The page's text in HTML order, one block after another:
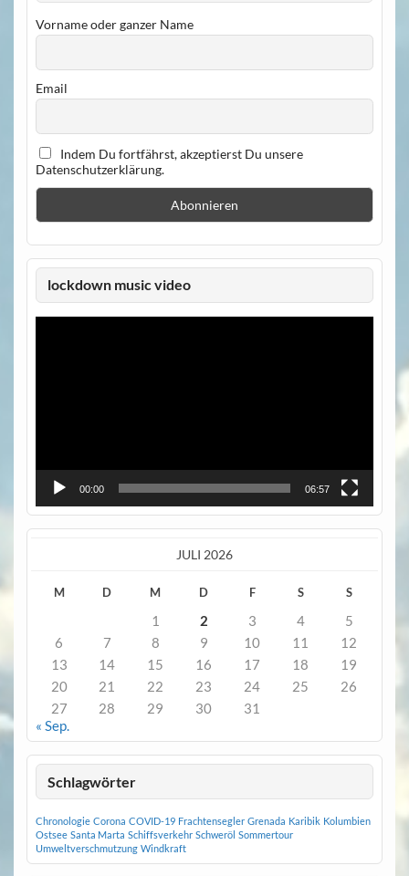
Vorname oder ganzer Name
Email
Indem Du fortfährst, akzeptierst Du unsere
Datenschutzerklärung.
lockdown music video
Video-
00:00 06:57
JULI 2026
M D M D F S S
1 2 3 4
5
6
7 8 9 10 11
12
13
14 15 16 17 18
19
20
21 22 23 24 25
26
27
28 29 30
31
« Sep.
Schlagwörter
Chronologie Corona COVID-19 Frachtensegler Grenada Karibik Kolumbien
Ostsee Santa Marta Schiffsverkehr Schweröl Sommertour
Umweltverschmutzung Windkraft